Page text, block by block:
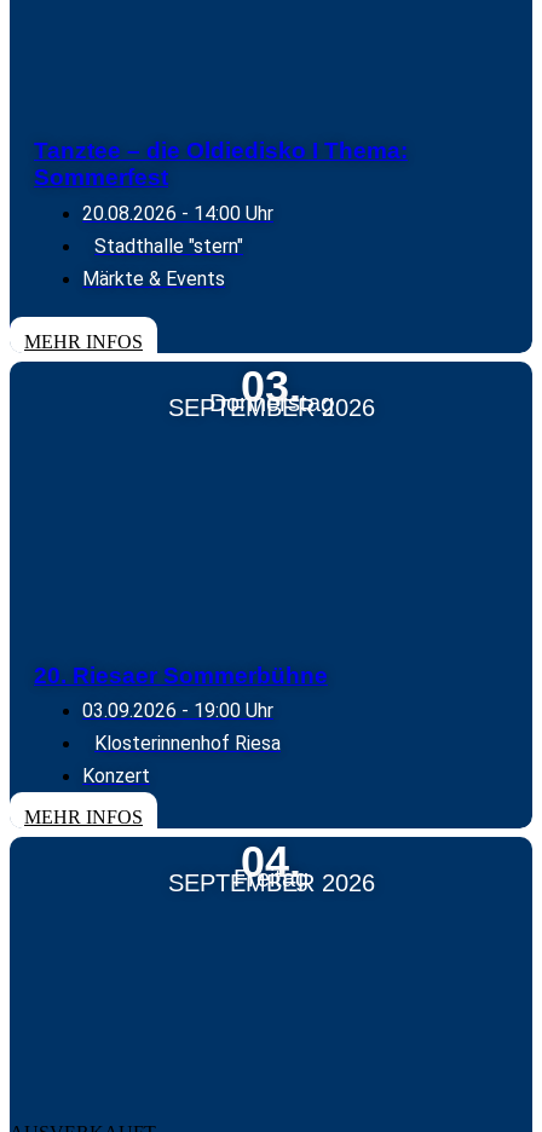
Tanztee – die Oldiedisko I Thema:
Sommerfest
20.08.2026 - 14:00 Uhr
Stadthalle "stern"
Märkte & Events
TICKETS
MEHR INFOS
03.
SEPTEMBER 2026
Donnerstag
20. Riesaer Sommerbühne
03.09.2026 - 19:00 Uhr
Klosterinnenhof Riesa
Konzert
MEHR INFOS
04.
SEPTEMBER 2026
Freitag